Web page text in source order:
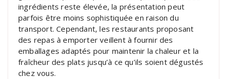
ingrédients reste élevée, la présentation peut
parfois être moins sophistiquée en raison du
transport. Cependant, les restaurants proposant
des repas à emporter veillent à fournir des
emballages adaptés pour maintenir la chaleur et la
fraîcheur des plats jusqu’à ce qu’ils soient dégustés
chez vous.